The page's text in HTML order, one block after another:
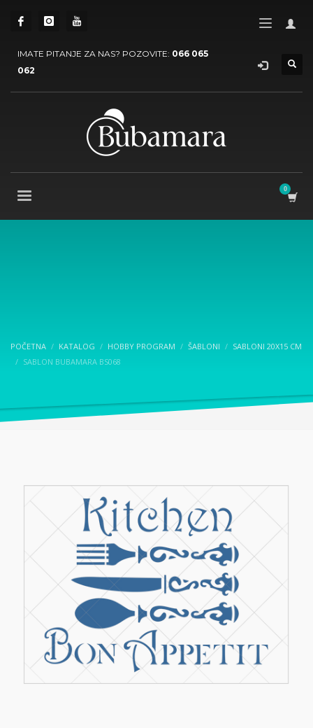
IMATE PITANJE ZA NAS? POZOVITE: 066 065
062
POČETNA KATALOG HOBBY PROGRAM ŠABLONI
SABLONI 20X15 CM
SABLON BUBAMARA BS068